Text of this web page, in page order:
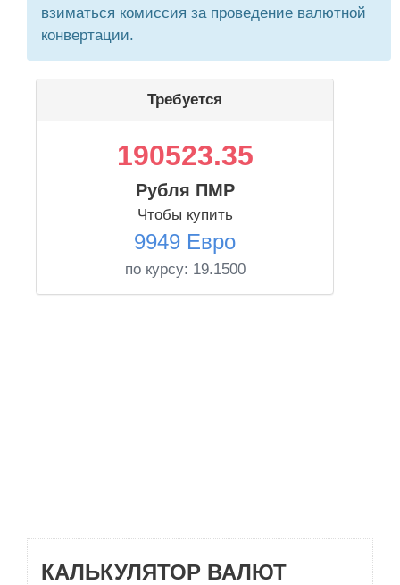
взиматься комиссия за проведение валютной
конвертации.
Требуется
190523.35
Рубля ПМР
Чтобы купить
9949 Евро
по курсу: 19.1500
КАЛЬКУЛЯТОР ВАЛЮТ